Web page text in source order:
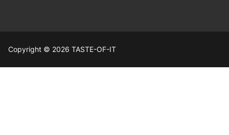
Copyright © 2026 TASTE-OF-IT